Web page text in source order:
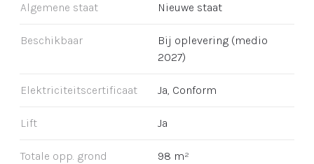
Algemene staat Nieuwe staat
Beschikbaar
Bij oplevering (medio
2027)
Elektriciteitscertificaat Ja, Conform
Lift Ja
Totale opp. grond 98 m²